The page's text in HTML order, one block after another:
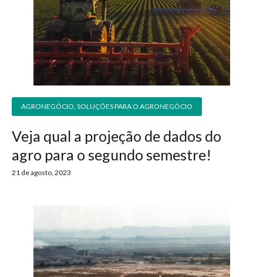
AGRONEGÓCIO SOLUÇÕES PARA O AGRONEGÓCIO
Veja qual a projeção de dados do
agro para o segundo semestre!
21 de agosto, 2023